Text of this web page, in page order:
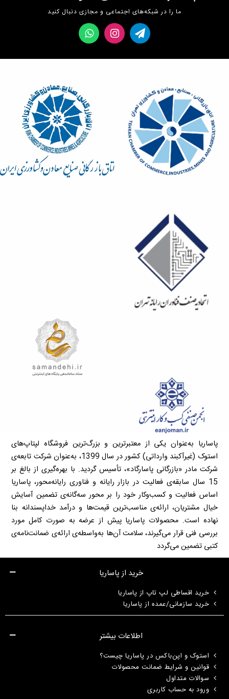
ما را در شبکه‌های اجتماعی و مجازی دنبال کنید
پاساریا به‌عنوان یکی از معتبرترین و بزرگ‌ترین فروشگاه لپتاپ‌های
استوک (غیرآکبند وارداتی) کشور در سال 1399، به‌عنوان شرکت تابعه‌ی
شرکت مادر «بازرگانی پاسارگاد»، تأسیس گردید. با بهره‌گیری از بالغ بر
15 سال سابقه‌ی فعالیت در بازار رایانه و فناوری رایانه‌محور، پاساریا
اساس فعالیت و کسب‌وکار خود را بر محور سه‌گانه‌ی تضمین آسایش
خیال مشتریان، ارائه‌ی مناسب‌ترین قیمت‌ها و درآمد خداپسندانه بنا
نهاده است. محصولات پاساریا پیش از عرضه به صورت کامل مورد
بررسی فنی قرار می‌گیرند، سلامت آن‌ها به‌واسطه‌ی ارائه‌ی ضمانت‌نامه‌ی
کتبی تضمین می‌گردد
خرید از پاساریا
خرید اقساطی لپ تاپ از پاساریا
خرید سازمانی/عمده از پاساریا
اطلاعات بیشتر
استوک و اپن‌باکس در پاساریا چیست؟
قوانین و شرایط ضمانت محصولات
سوالات متداول
ورود به حساب کاربری